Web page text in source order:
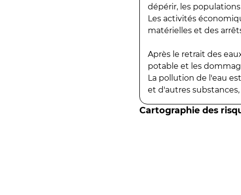
dépérir, les
Les activités
matérielles et des
Après le retrait des
potable et les
La pollution de l'eau
et d'autres
Cartographie des